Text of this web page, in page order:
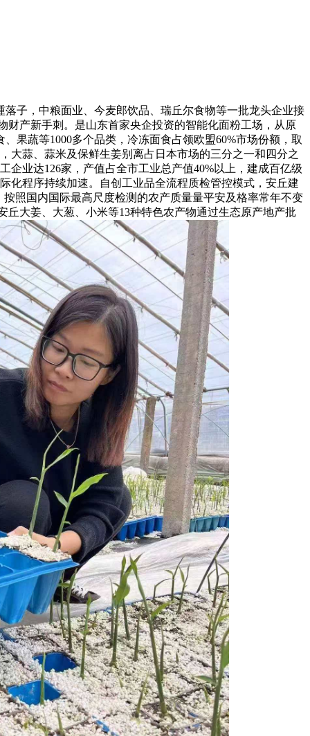
落子，中粮面业、今麦郎饮品、瑞丘尔食物等一批龙头企业接
财产新手刺。是山东首家央企投资的智能化面粉工场，从原
果蔬等1000多个品类，冷冻面食占领欧盟60%市场份额，取
大蒜、蒜米及保鲜生姜别离占日本市场的三分之一和四分之
企业达126家，产值占全市工业总产值40%以上，建成百亿级
化程序持续加速。自创工业品全流程质检管控模式，安丘建
照国内国际最高尺度检测的农产质量量平安及格率常年不变
丘大姜、大葱、小米等13种特色农产物通过生态原产地产批